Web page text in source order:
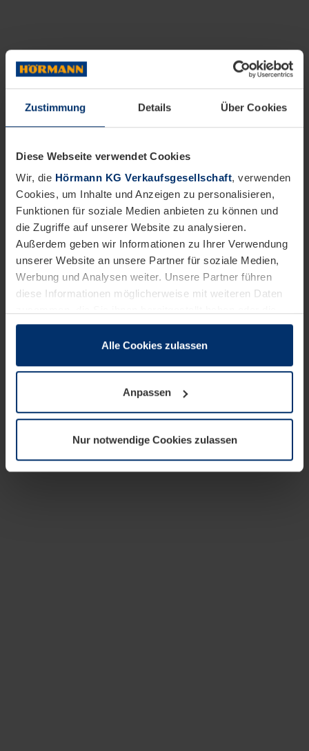
Zustimmung Details Über Cookies
Diese Webseite verwendet Cookies
Wir, die Hörmann KG Verkaufsgesellschaft, verwenden
Cookies, um Inhalte und Anzeigen zu personalisieren,
Funktionen für soziale Medien anbieten zu können und
die Zugriffe auf unserer Website zu analysieren.
Außerdem geben wir Informationen zu Ihrer Verwendung
unserer Website an unsere Partner für soziale Medien,
Werbung und Analysen weiter. Unsere Partner führen
diese Informationen möglicherweise mit weiteren Daten
sie im Rahmen Ihrer Nutzung der Dienste gesammelt
wenn diese für den Betrieb dieser Seite unbedingt
notwendig sind. Für alle anderen Cookie-Typen benötigen
wir Ihre Erlaubnis. Ihre Einwilligung können Sie jederzeit
Datenschutzerklärungunserer Website ändern oder
widerrufen.
Alle Cookies zulassen
Anpassen
Nur notwendige Cookies zulassen